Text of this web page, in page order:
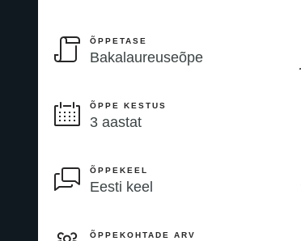
ÕPPETASE
Bakalaureuseõpe
ÕPPE KESTUS
3 aastat
ÕPPEKEEL
Eesti keel
ÕPPEKOHTADE ARV